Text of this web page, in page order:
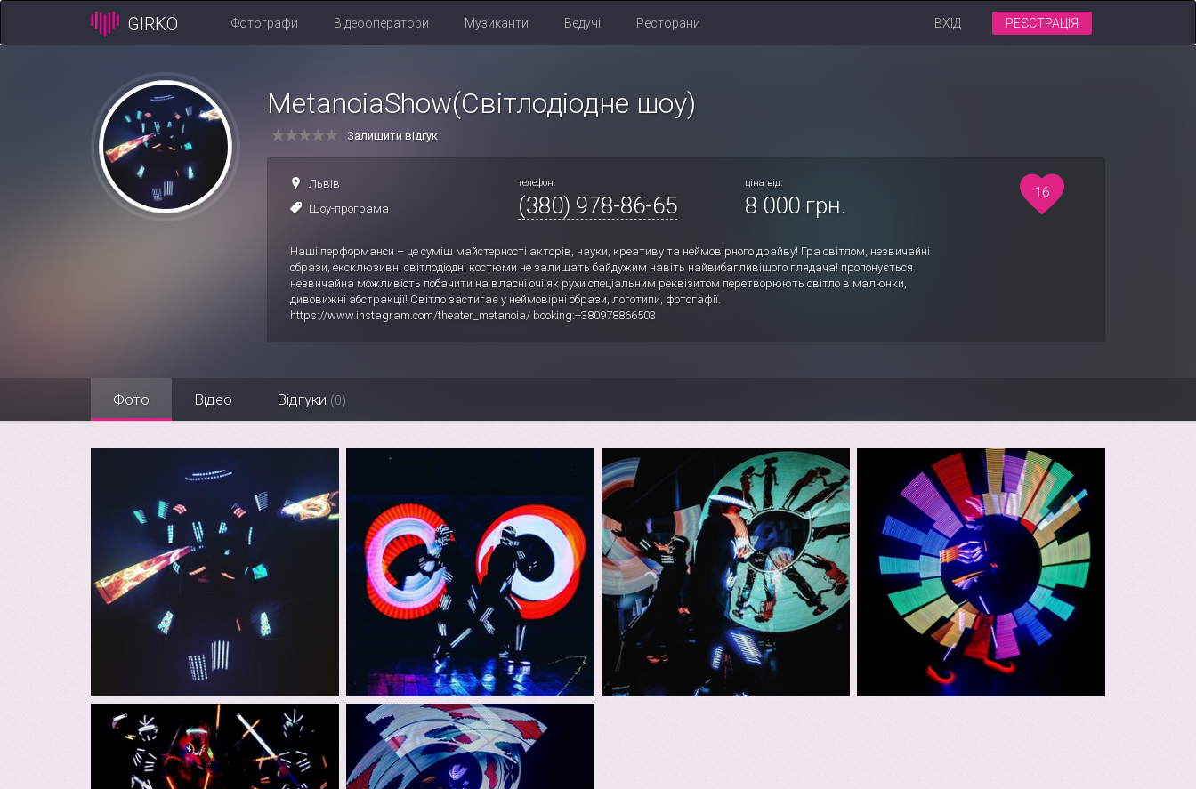
GIRKO Фотографи Відеооператори Музиканти Ведучі Ресторани ВХІД РЕЄСТРАЦІЯ
MetanoiaShow(Світлодіодне шоу)
Залишити відгук
Львів
Шоу-програма
телефон:
(380) 978-86-65
ціна від:
8 000 грн.
Наші перформанси – це суміш майстерності акторів, науки, креативу та неймовірного драйву! Гра світлом, незвичайні
образи, ексклюзивні світлодіодні костюми не залишать байдужим навіть найвибагливішого глядача! пропонується
незвичайна можливість побачити на власні очі як рухи спеціальним реквізитом перетворюють світло в малюнки,
дивовижні абстракції! Світло застигає у неймовірні образи, логотипи, фотогафії.
https://www.instagram.com/theater_metanoia/ booking:+380978866503
16
Фото Відео Відгуки (0)